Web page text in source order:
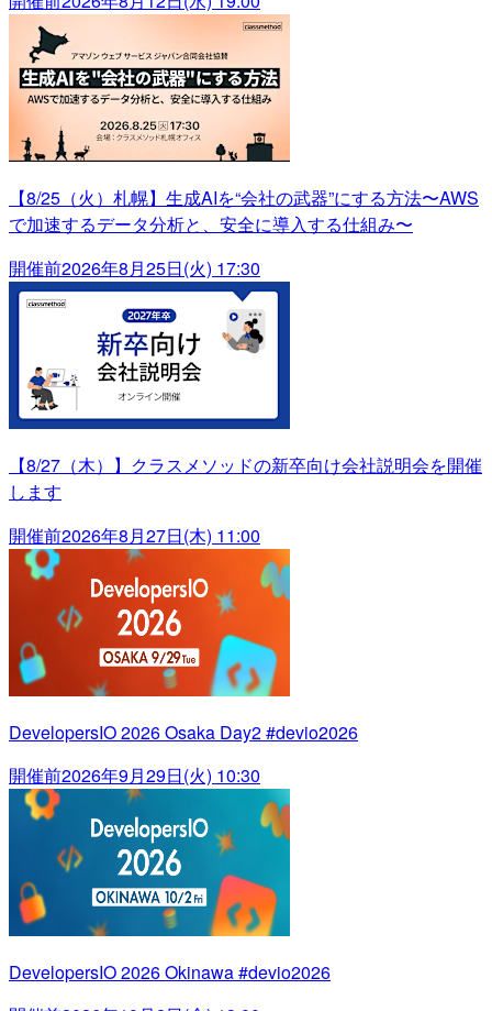
【8/25（火）札幌】生成AIを“会社の武器”にする方法〜AWS
で加速するデータ分析と、安全に導入する仕組み〜
開催前2026年8月25日(火) 17:30
【8/27（木）】クラスメソッドの新卒向け会社説明会を開催
します
開催前2026年8月27日(木) 11:00
DevelopersIO 2026 Osaka Day2 #devio2026
開催前2026年9月29日(火) 10:30
DevelopersIO 2026 Okinawa #devio2026